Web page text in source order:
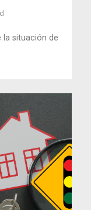
la situación de